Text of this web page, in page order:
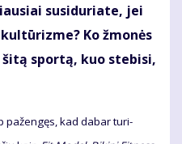
su­si­du­ria­te, jei
Ko žmo­nės
spor­tą, kuo ste­bi­si,
pa­žen­gęs, kad da­bar tu­ri­